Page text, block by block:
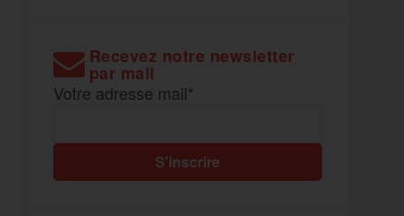
Recevez notre newsletter
par mail
Votre adresse mail*